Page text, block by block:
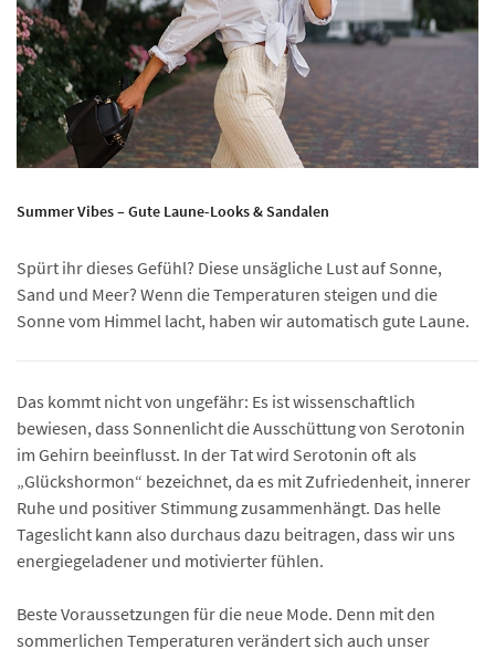
Summer Vibes – Gute Laune-Looks & Sandalen
Spürt ihr dieses Gefühl? Diese unsägliche Lust auf Sonne,
Sand und Meer? Wenn die Temperaturen steigen und die
Sonne vom Himmel lacht, haben wir automatisch gute Laune.
Das kommt nicht von ungefähr: Es ist wissenschaftlich
bewiesen, dass Sonnenlicht die Ausschüttung von Serotonin
im Gehirn beeinflusst. In der Tat wird Serotonin oft als
„Glückshormon“ bezeichnet, da es mit Zufriedenheit, innerer
Ruhe und positiver Stimmung zusammenhängt. Das helle
Tageslicht kann also durchaus dazu beitragen, dass wir uns
energiegeladener und motivierter fühlen.
Beste Voraussetzungen für die neue Mode. Denn mit den
sommerlichen Temperaturen verändert sich auch unser